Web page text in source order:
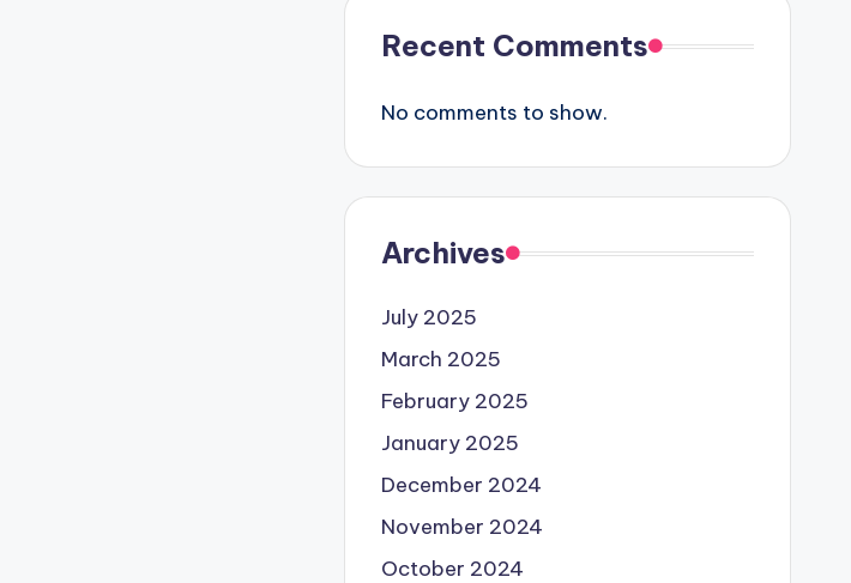
Recent Comments
No comments to show.
Archives
July 2025
March 2025
February 2025
January 2025
December 2024
November 2024
October 2024